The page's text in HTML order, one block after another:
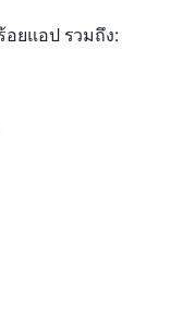
ยแอป รวมถึง: